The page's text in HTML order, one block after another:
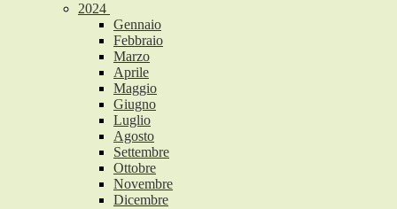
2024
Gennaio
Febbraio
Marzo
Aprile
Maggio
Giugno
Luglio
Agosto
Settembre
Ottobre
Novembre
Dicembre